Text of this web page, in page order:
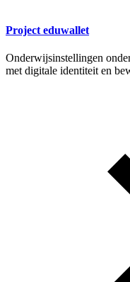
Project eduwallet
Onderwijsinstellingen
met digitale identiteit en